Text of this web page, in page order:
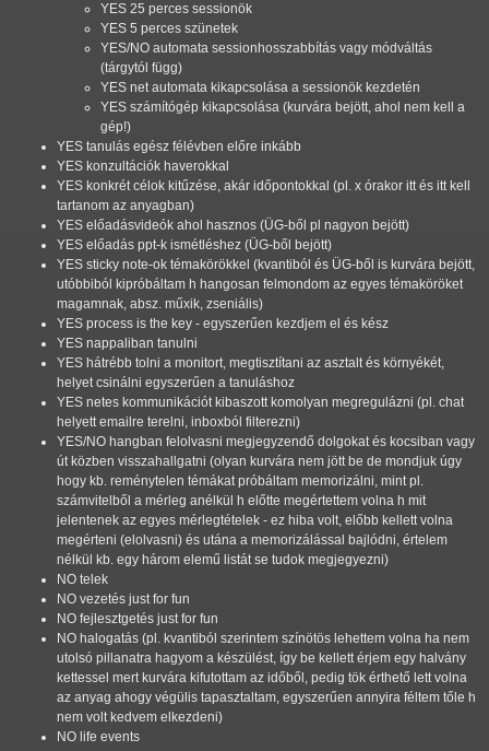
YES 25 perces sessionök
YES 5 perces szünetek
YES/NO automata sessionhosszabbítás vagy módváltás
(tárgytól függ)
YES net automata kikapcsolása a sessionök kezdetén
YES számítógép kikapcsolása (kurvára bejött, ahol nem kell a
gép!)
YES tanulás egész félévben előre inkább
YES konzultációk haverokkal
YES konkrét célok kitűzése, akár időpontokkal (pl. x órakor itt és itt kell
tartanom az anyagban)
YES előadásvideók ahol hasznos (ÜG-ből pl nagyon bejött)
YES előadás ppt-k ismétléshez (ÜG-ből bejött)
YES sticky note-ok témakörökkel (kvantiból és ÜG-ből is kurvára bejött,
utóbbiból kipróbáltam h hangosan felmondom az egyes témaköröket
magamnak, absz. műxik, zseniális)
YES process is the key - egyszerűen kezdjem el és kész
YES nappaliban tanulni
YES hátrébb tolni a monitort, megtisztítani az asztalt és környékét,
helyet csinálni egyszerűen a tanuláshoz
YES netes kommunikációt kibaszott komolyan megregulázni (pl. chat
helyett emailre terelni, inboxból filterezni)
YES/NO hangban felolvasni megjegyzendő dolgokat és kocsiban vagy
út közben visszahallgatni (olyan kurvára nem jött be de mondjuk úgy
hogy kb. reménytelen témákat próbáltam memorizálni, mint pl.
számvitelből a mérleg anélkül h előtte megértettem volna h mit
jelentenek az egyes mérlegtételek - ez hiba volt, előbb kellett volna
megérteni (elolvasni) és utána a memorizálással bajlódni, értelem
nélkül kb. egy három elemű listát se tudok megjegyezni)
NO telek
NO vezetés just for fun
NO fejlesztgetés just for fun
NO halogatás (pl. kvantiból szerintem színötös lehettem volna ha nem
utolsó pillanatra hagyom a készülést, így be kellett érjem egy halvány
kettessel mert kurvára kifutottam az időből, pedig tök érthető lett volna
az anyag ahogy végülis tapasztaltam, egyszerűen annyira féltem tőle h
nem volt kedvem elkezdeni)
NO life events